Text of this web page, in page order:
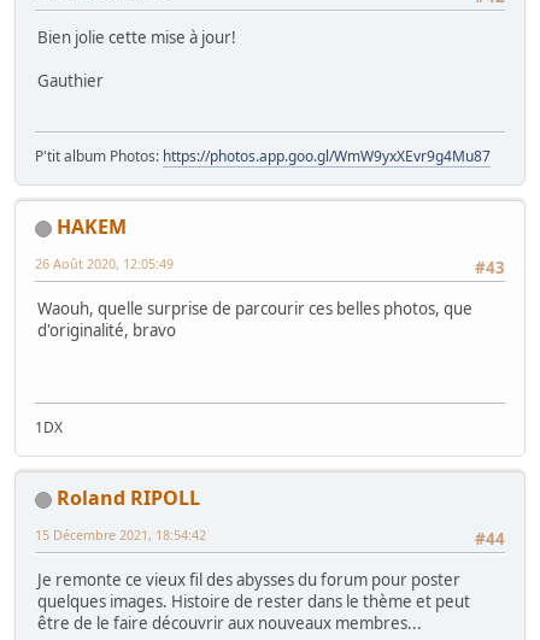
Bien jolie cette mise à jour!
Gauthier
P'tit album Photos: https://photos.app.goo.gl/WmW9yxXEvr9g4Mu87
HAKEM
#43
26 Août 2020, 12:05:49
Waouh, quelle surprise de parcourir ces belles photos, que
d'originalité, bravo
1DX
Roland RIPOLL
#44
15 Décembre 2021, 18:54:42
Je remonte ce vieux fil des abysses du forum pour poster
quelques images. Histoire de rester dans le thème et peut
être de le faire découvrir aux nouveaux membres...